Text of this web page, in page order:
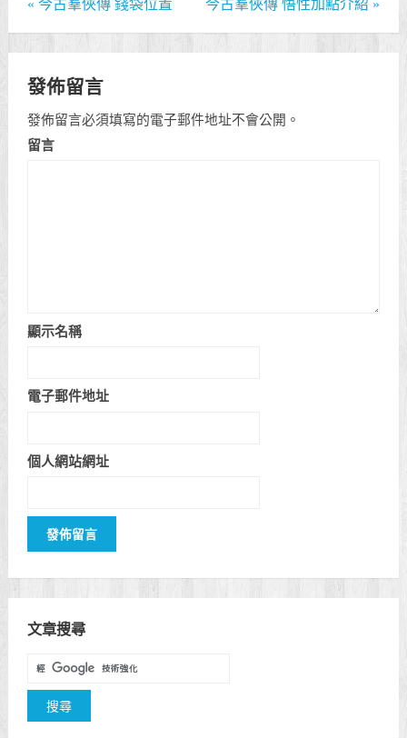
« 今古羣俠傳 錢袋位置 今古羣俠傳 悟性加點介紹 »
發佈留言
發佈留言必須填寫的電子郵件地址不會公開。
留言
顯示名稱
電子郵件地址
個人網站網址
文章搜尋